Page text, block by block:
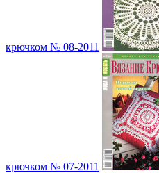
крючком № 08-2011
крючком № 07-2011